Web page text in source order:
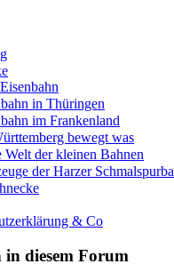
in Thüringen
im Frankenland
bewegt was
der kleinen Bahnen
der Harzer
& Co
in diesem Forum